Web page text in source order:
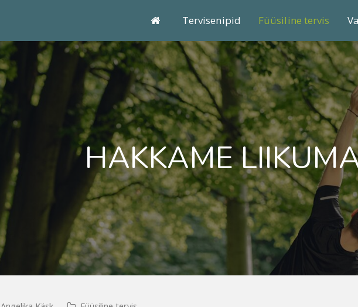
Tervisenipid Füüsiline tervis
HAKKAME